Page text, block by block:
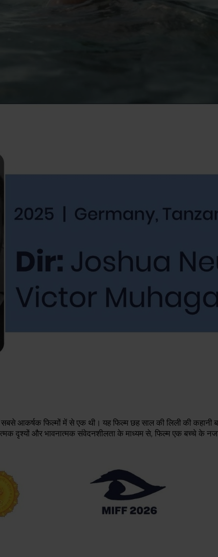
सबसे आकर्षक फिल्मों में से एक थी। यह फिल्म छह साल की लिली की
दृश्यों और भावनात्मक संवेदनशीलता के माध्यम से, फिल्म एक बच्चे के